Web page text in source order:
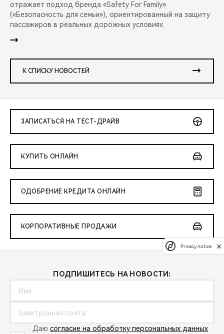
отражает подход бренда «Safety For Family»
(«Безопасность для семьи»), ориентированный на защиту
пассажиров в реальных дорожных условиях.
К СПИСКУ НОВОСТЕЙ
ЗАПИСАТЬСЯ НА ТЕСТ-ДРАЙВ
КУПИТЬ ОНЛАЙН
ОДОБРЕНИЕ КРЕДИТА ОНЛАЙН
КОРПОРАТИВНЫЕ ПРОДАЖИ
ПОДПИШИТЕСЬ НА НОВОСТИ:
Даю согласие на обработку персональных данных
Privacy notice